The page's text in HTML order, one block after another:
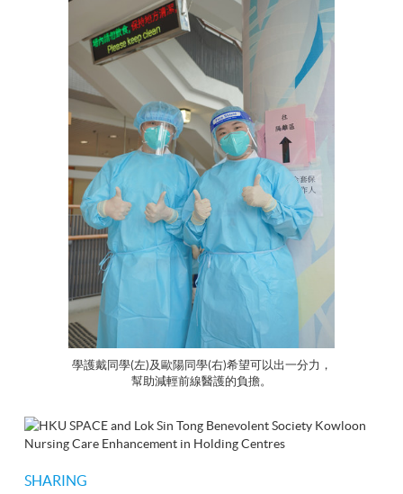
SHARING
學護戴同學(左)及歐陽同學(右)希望可以出一分力，
幫助減輕前線醫護的負擔。